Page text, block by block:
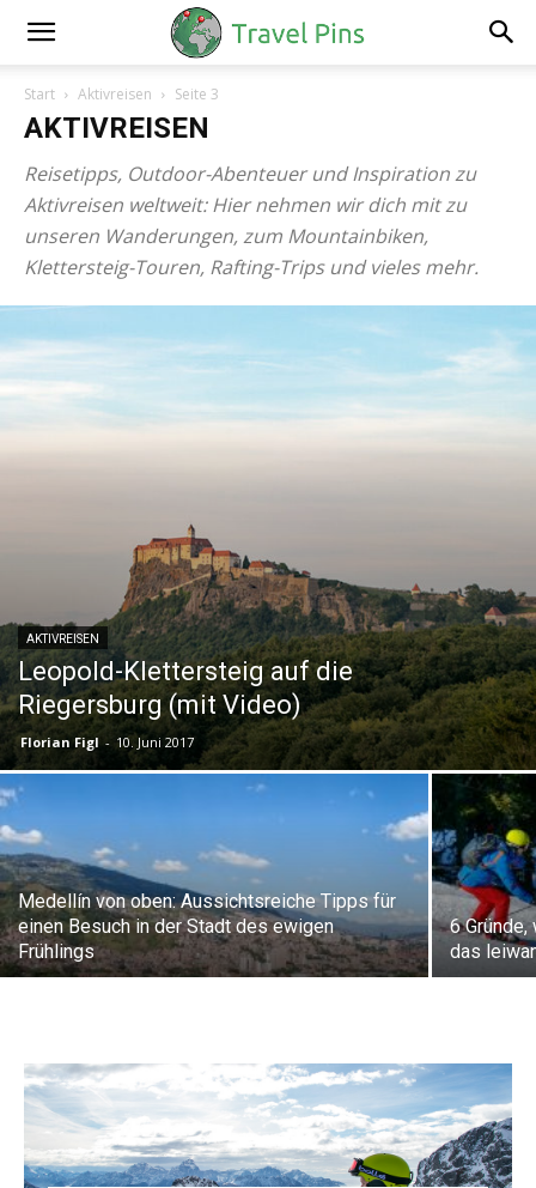
Start Aktivreisen Seite 3
AKTIVREISEN
Reisetipps, Outdoor-Abenteuer und Inspiration zu
Aktivreisen weltweit: Hier nehmen wir dich mit zu
unseren Wanderungen, zum Mountainbiken,
Klettersteig-Touren, Rafting-Trips und vieles mehr.
AKTIVREISEN
Leopold-Klettersteig auf die
Riegersburg (mit Video)
Florian Figl - 10. Juni 2017
Medellín von oben: Aussichtsreiche Tipps für
einen Besuch in der Stadt des ewigen
Frühlings
6
das